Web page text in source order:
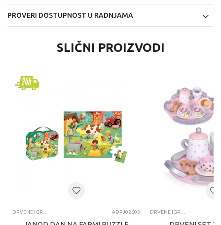
PROVERI DOSTUPNOST U RADNJAMA
SLIČNI PROIZVODI
DRVENE IGRAČKE ADRJ02603 DRVENE IGRAČKE